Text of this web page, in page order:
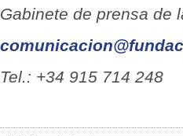
Gabinete de prensa de
Tel.: +34 915 714 248